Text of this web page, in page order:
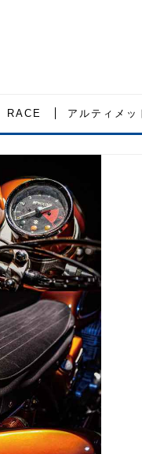
RACE アルティメッ